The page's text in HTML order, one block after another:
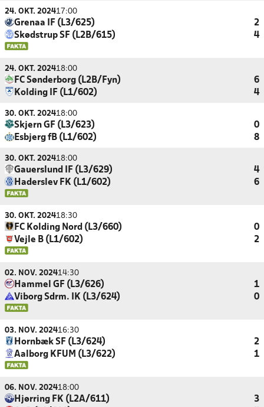
24. OKT. 202417:00
Grenaa IF (L3/625)
2
Skødstrup SF (L2B/615)
4
24. OKT. 202418:00
FC Sønderborg (L2B/Fyn)
6
Kolding IF (L1/602)
4
30. OKT. 202418:00
Skjern GF (L3/623)
0
Esbjerg fB (L1/602)
8
30. OKT. 202418:00
Gauerslund IF (L3/629)
4
Haderslev FK (L1/602)
6
30. OKT. 202418:30
FC Kolding Nord (L3/660)
0
Vejle B (L1/602)
2
02. NOV. 202414:30
Hammel GF (L3/626)
1
Viborg Sdrm. IK (L3/624)
0
03. NOV. 202416:30
Hornbæk SF (L3/624)
2
Aalborg KFUM (L3/622)
1
06. NOV. 202418:00
Hjørring FK (L2A/611)
3